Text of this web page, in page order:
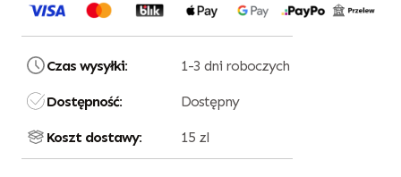
Czas wysyłki: 1-3 dni roboczych
Dostępność: Dostępny
Koszt dostawy: 15 zl